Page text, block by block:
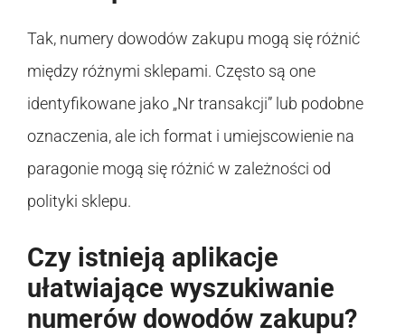
Tak, numery dowodów zakupu mogą się różnić
między różnymi sklepami. Często są one
identyfikowane jako „Nr transakcji” lub podobne
oznaczenia, ale ich format i umiejscowienie na
paragonie mogą się różnić w zależności od
polityki sklepu.
Czy istnieją aplikacje
ułatwiające wyszukiwanie
numerów dowodów zakupu?